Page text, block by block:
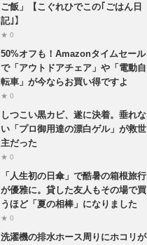
ご飯」【こぐれひでこの｢ごはん日
記｣】
★ 0
50%オフも！Amazonタイムセール
で「アウトドアチェア」や「電動自
転車」が今ならお買い得ですよ
★ 0
しつこい黒カビ、遂に決着。垂れな
い「プロ御用達の漂白ゲル」が救世
主だった
★ 0
「人生初の日傘」で酷暑の箱根旅行
が優雅に。貸した友人もその場で買
うほど「夏の相棒」になりました
★ 0
洗濯機の排水ホース周りにホコリが